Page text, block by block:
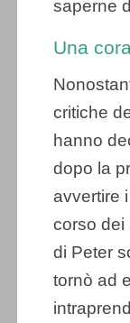
saperne
Una
critiche
hanno
dopo la
avvertire
corso dei
di Peter
tornò ad